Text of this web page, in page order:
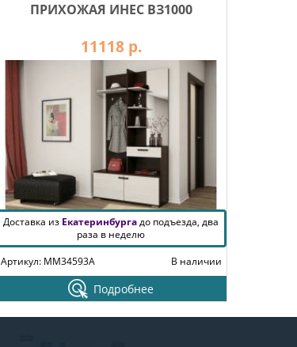
ПРИХОЖАЯ ИНЕС ВЗ1000
11118 р.
Доставка из Екатеринбургадо подъезда, два
раза в неделю
Артикул: MM34593A
В наличии
Подробнее